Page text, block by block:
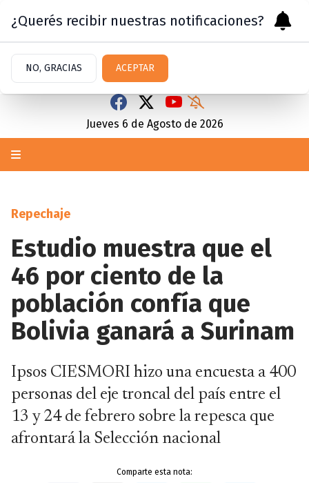
Jueves 6 de Agosto de 2026
Repechaje
Estudio muestra que el
46 por ciento de la
población confía que
Bolivia ganará a Surinam
Ipsos CIESMORI hizo una encuesta a 400
personas del eje troncal del país entre el
13 y 24 de febrero sobre la repesca que
afrontará la Selección nacional
Comparte esta nota:
¿Querés recibir nuestras notificaciones?
NO, GRACIAS ACEPTAR